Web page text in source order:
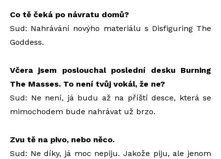
Co tě čeká po návratu domů?
Sud: Nahrávání novýho materiálu s Disfiguring The
Goddess.
Včera jsem poslouchal poslední desku Burning
The Masses. To není tvůj vokál, že ne?
Sud: Ne není, já budu až na příští desce, která se
mimochodem bude nahrávat už brzo.
Zvu tě na pivo, nebo něco.
Sud: Ne díky, já moc nepiju. Jakože piju, ale jenom